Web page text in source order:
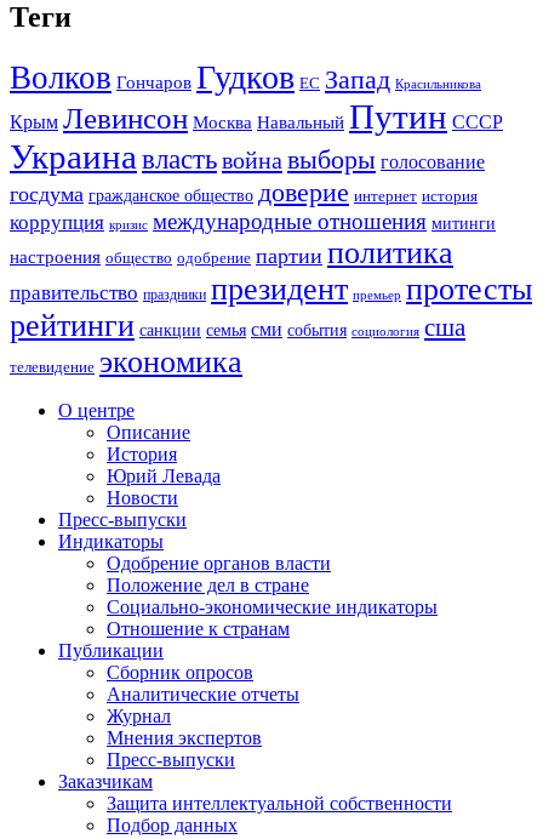
Теги
Волков Гончаров Гудков ЕС Запад Красильникова
Крым Левинсон Москва Навальный Путин СССР
Украина властьвойна выборы голосование
госдума гражданское общество доверие интернет история
коррупция кризис международные отношения митинги
настроения общество одобрение партии политика
правительство праздники президент премьер протесты
рейтинги санкции семья сми события социология сша
телевидение экономика
О центре
Описание
История
Юрий Левада
Новости
Пресс-выпуски
Индикаторы
Одобрение органов власти
Положение дел в стране
Социально-экономические индикаторы
Отношение к странам
Публикации
Сборник опросов
Аналитические отчеты
Журнал
Мнения экспертов
Пресс-выпуски
Заказчикам
Защита интеллектуальной собственности
Подбор данных